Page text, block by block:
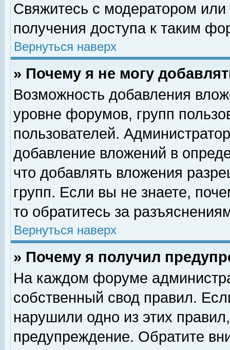
Свяжитесь с модератором
получения доступа к таким
Вернуться наверх
» Почему я не могу
Возможность добавления
уровне форумов, групп
пользователей.
добавление вложений в
что добавлять вложения
групп. Если вы не знаете,
то обратитесь за
Вернуться наверх
» Почему я получил
На каждом форуме
собственный свод правил.
нарушили одно из этих
предупреждение. Обратите